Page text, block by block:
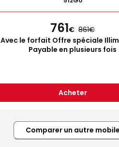
761€ 861
Avec le forfait Offre spéciale
Payable en plusieurs fois
Acheter
Comparer un autre